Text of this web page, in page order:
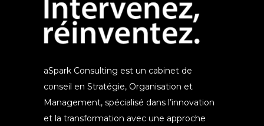
aSpark Consulting est un cabinet de
conseil en Stratégie, Organisation et
Management, spécialisé dans l’innovation
et la transformation avec une approche